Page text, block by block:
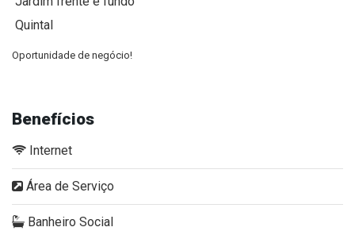
Quintal
Oportunidade de negócio!
Benefícios
Internet
Área de Serviço
Banheiro Social